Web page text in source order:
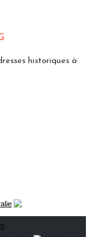
historiques à